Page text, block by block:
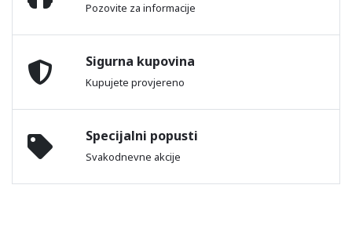
Pozovite za informacije
Sigurna kupovina
Kupujete provjereno
Specijalni popusti
Svakodnevne akcije